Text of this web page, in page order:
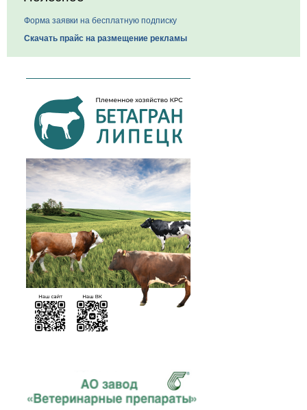
Форма заявки на бесплатную подписку
Скачать прайс на размещение рекламы